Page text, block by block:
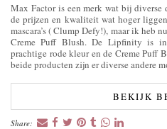
Max Factor is een merk wat bij
de prijzen en kwaliteit wat hoger
mascara’s ( Clump Defy!), maar ik heb
Creme Puff Blush. De Lipfinity is
prachtige rode kleur en de Creme
beide producten zijn er diverse andere
BEKIJK
Share: